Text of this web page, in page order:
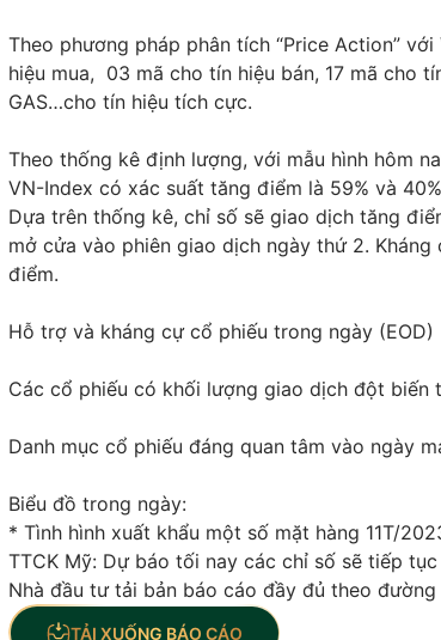
Theo phương pháp phân tích “Price Action”
hiệu mua, 03 mã cho tín hiệu bán, 17 mã cho
GAS…cho tín hiệu tích cực.
Theo thống kê định lượng, với mẫu hình hôm
VN-Index có xác suất tăng điểm là 59% và
Dựa trên thống kê, chỉ số sẽ giao dịch tăng
mở cửa vào phiên giao dịch ngày thứ 2. Kháng
điểm.
Hỗ trợ và kháng cự cổ phiếu trong ngày (EOD)
Các cổ phiếu có khối lượng giao dịch đột biến
Danh mục cổ phiếu đáng quan tâm vào ngày
Biểu đồ trong ngày:
* Tình hình xuất khẩu một số mặt hàng 11T/
TTCK Mỹ: Dự báo tối nay các chỉ số sẽ tiếp
Nhà đầu tư tải bản báo cáo đầy đủ theo đường
TẢI XUỐNG BÁO CÁO